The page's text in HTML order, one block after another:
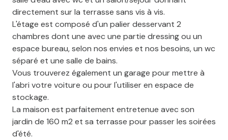
directement sur la terrasse sans vis à vis.
L'étage est composé d'un palier desservant 2
chambres dont une avec une partie dressing ou un
espace bureau, selon nos envies et nos besoins, un wc
séparé et une salle de bains.
Vous trouverez également un garage pour mettre à
l'abri votre voiture ou pour l'utiliser en espace de
stockage.
La maison est parfaitement entretenue avec son
jardin de 160 m2 et sa terrasse pour passer les soirées
d'été.